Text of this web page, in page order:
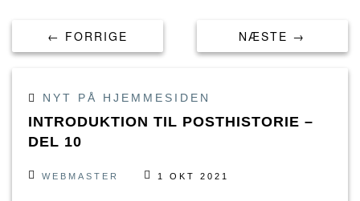
← FORRIGE NÆSTE →
NYT PÅ HJEMMESIDEN
INTRODUKTION TIL POSTHISTORIE –
DEL 10
WEBMASTER 1 OKT 2021